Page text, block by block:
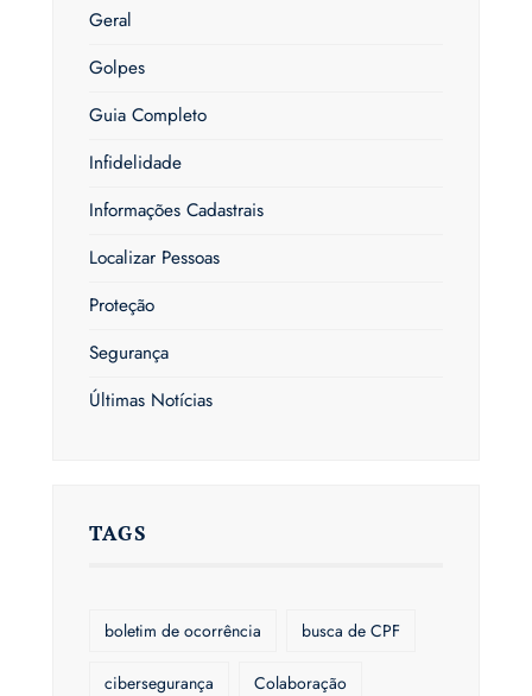
Geral
Golpes
Guia Completo
Infidelidade
Informações Cadastrais
Localizar Pessoas
Proteção
Segurança
Últimas Notícias
TAGS
boletim de ocorrência busca de CPF
cibersegurança Colaboração